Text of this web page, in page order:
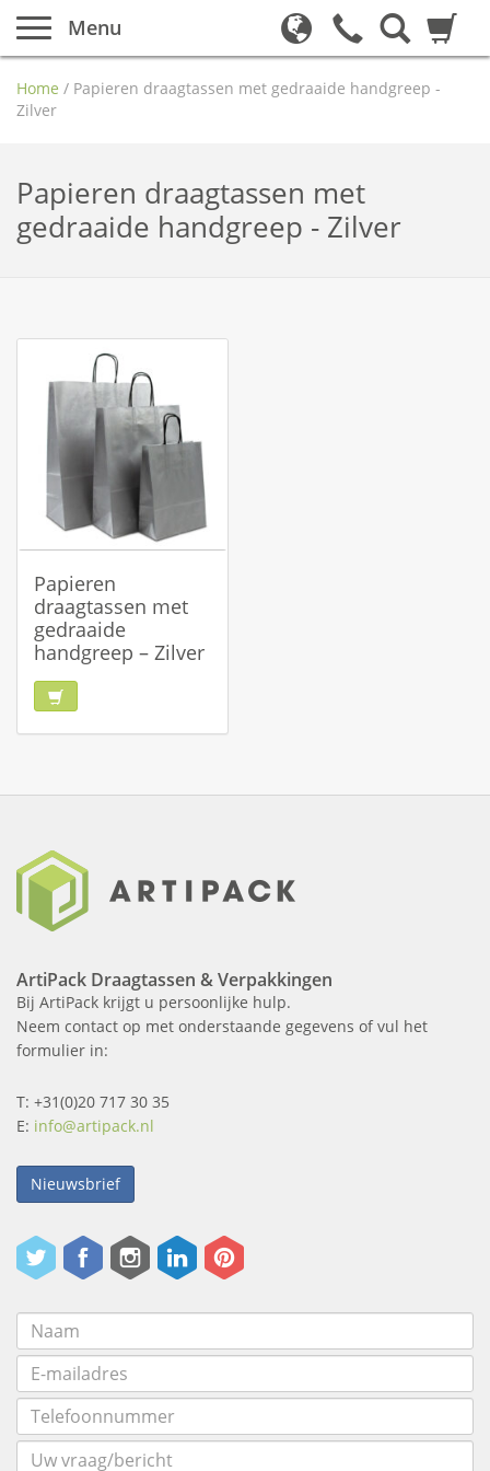
Menu
Home / Papieren draagtassen met gedraaide handgreep -
Zilver
Papieren draagtassen met
gedraaide handgreep - Zilver
Papieren
draagtassen met
gedraaide
handgreep – Zilver
ArtiPack Draagtassen & Verpakkingen
Bij ArtiPack krijgt u persoonlijke hulp.
Neem contact op met onderstaande gegevens of vul het
formulier in:
T: +31(0)20 717 30 35
E: info@artipack.nl
Nieuwsbrief